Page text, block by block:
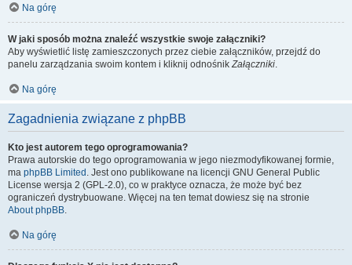
Na górę
W jaki sposób można znaleźć wszystkie swoje załączniki?
Aby wyświetlić listę zamieszczonych przez ciebie załączników, przejdź do
panelu zarządzania swoim kontem i kliknij odnośnikZałączniki.
Na górę
Zagadnienia związane z phpBB
Kto jest autorem tego oprogramowania?
Prawa autorskie do tego oprogramowania w jego niezmodyfikowanej formie,
ma phpBB Limited . Jest ono publikowane na licencji GNU General Public
License wersja 2 (GPL-2.0), co w praktyce oznacza, że może być bez
ograniczeń dystrybuowane. Więcej na ten temat dowiesz się na stronie
About phpBB.
Na górę